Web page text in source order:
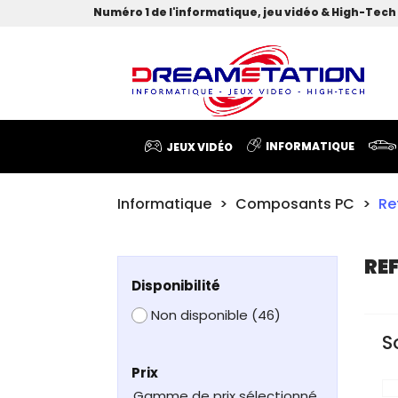
Numéro 1 de l'informatique, jeu vidéo & High-Tech
JEUX VIDÉO INFORMATIQUE
Informatique Composants PC
Disponibilité
Non disponible (46)
Prix